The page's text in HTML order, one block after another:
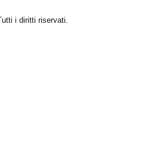
i diritti riservati.